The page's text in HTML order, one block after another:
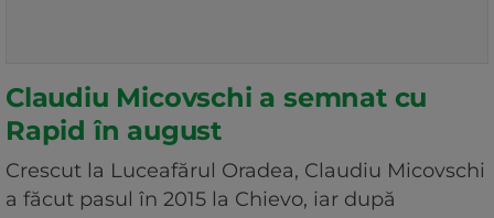
Claudiu Micovschi a semnat cu
Rapid în august
Crescut la Luceafărul Oradea, Claudiu Micovschi
a făcut pasul în 2015 la Chievo, iar după